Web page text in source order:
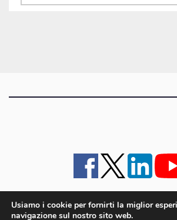
iMagazine · contatti e staff · lavora con noi
Usiamo i cookie per fornirti la miglior
navigazione sul nostro sito web.